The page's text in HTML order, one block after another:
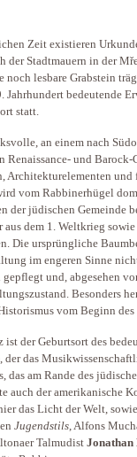
Zeit existieren
der Stadtmauern in der
noch lesbare Grabstein
Jahrhundert bedeutende
statt.
an einem nach
Renaissance- und
Architekturelementen
vom Rabbinerhügel
der jüdischen Gemeinde
aus dem 1. Weltkrieg
Die ursprüngliche
im engeren Sinne
und, abgesehen
Besonders
vom Beginn des
ist der Geburtsort des
der das
das am Rande des
auch der amerikanische
das Licht der Welt,
Jugendstils, Alfons
Talmudist Jonathan